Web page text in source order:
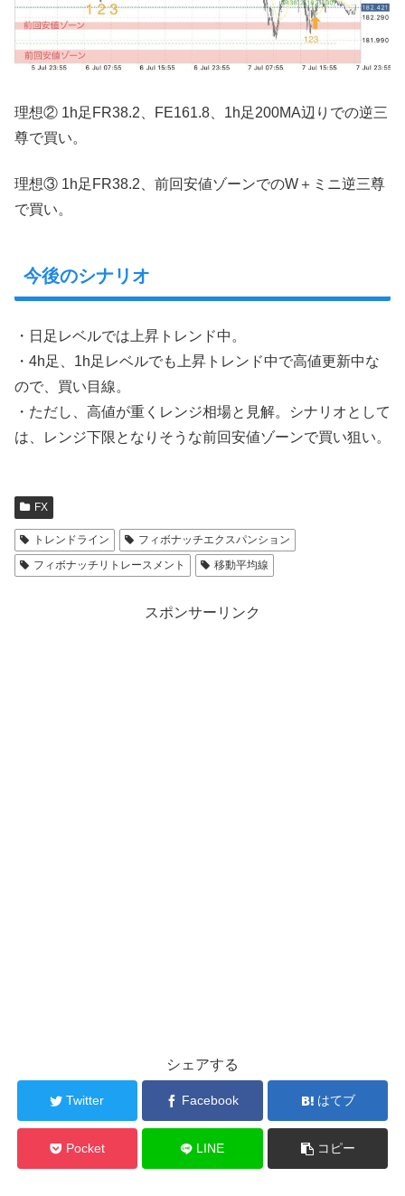
理想② 1h足FR38.2、FE161.8、1h足200MA辺りでの逆三
尊で買い。
理想③ 1h足FR38.2、前回安値ゾーンでのW＋ミニ逆三尊
で買い。
今後のシナリオ
・日足レベルでは上昇トレンド中。
・4h足、1h足レベルでも上昇トレンド中で高値更新中な
ので、買い目線。
・ただし、高値が重くレンジ相場と見解。シナリオとして
は、レンジ下限となりそうな前回安値ゾーンで買い狙い。
FX
トレンドライン
フィボナッチエクスパンション
フィボナッチリトレースメント
移動平均線
スポンサーリンク
シェアする
Twitter Facebook はてブ
Pocket LINE コピー